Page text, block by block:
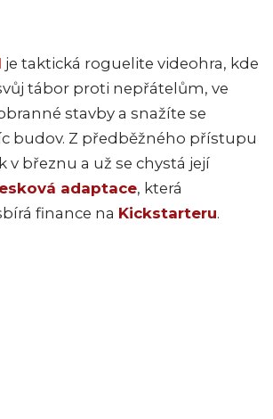
je taktická roguelite videohra, kde
tábor proti nepřátelům, ve
stavby a snažíte se
budov. Z předběžného přístupu
v březnu a už se chystá její
adaptace, která
finance na Kickstarteru.